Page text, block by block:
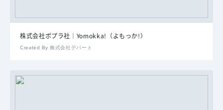
株式会社ポプラ社｜Yomokka!（よもっか!）
Created By 株式会社デパート